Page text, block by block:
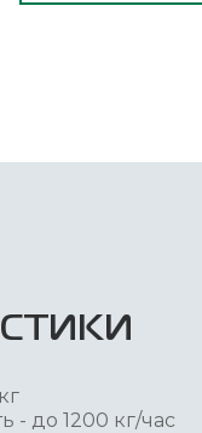
- до 1200 кг/час